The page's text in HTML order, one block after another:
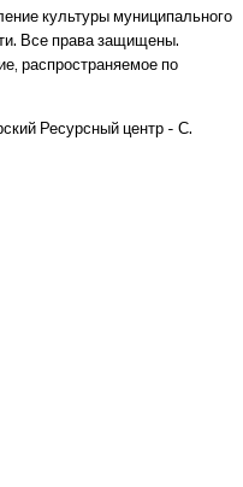
культуры муниципального
Все права защищены.
распространяемое по
Ресурсный центр - С.